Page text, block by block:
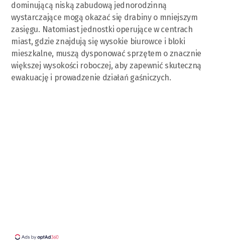
dominującą niską zabudową jednorodzinną
wystarczające mogą okazać się drabiny o mniejszym
zasięgu. Natomiast jednostki operujące w centrach
miast, gdzie znajdują się wysokie biurowce i bloki
mieszkalne, muszą dysponować sprzętem o znacznie
większej wysokości roboczej, aby zapewnić skuteczną
ewakuację i prowadzenie działań gaśniczych.